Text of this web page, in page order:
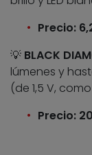
Precio:
💡 BLACK
lúmenes y
(de 1,5 V,
Precio: